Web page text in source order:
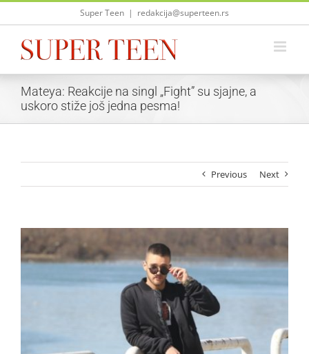
Skip
Super Teen | redakcija@superteen.rs
Mateya: Reakcije na singl „Fight” su sjajne, a
uskoro stiže još jedna pesma!
Previous Next
View
Larger
Image